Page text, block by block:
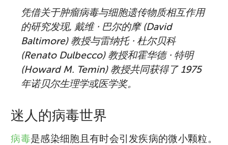
凭借关于肿瘤病毒与细胞遗传物质相互作用
的研究发现, 戴维 ⋅ 巴尔的摩‌ (David
Baltimore) 教授与雷纳托 ⋅ 杜尔贝科
(Renato Dulbecco) 教授和霍华德 ⋅ 特明
(Howard M. Temin) 教授共同获得了 1975
年诺贝尔生理学或医学奖。
迷人的病毒世界
病毒是感染细胞且有时会引发疾病的微小颗粒。